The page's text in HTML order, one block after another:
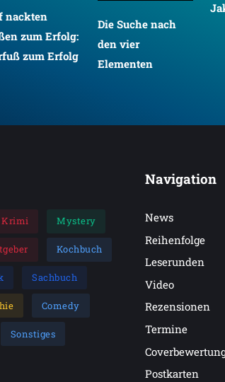
nackten
zum Erfolg:
zum Erfolg
Die Suche nach
den vier
Elementen
Krimi Mystery
Kochbuch
Sachbuch
Comedy
Sonstiges
Navigation
News
Reihenfolge
Leserunden
Video
Rezensionen
Termine
Postkarten